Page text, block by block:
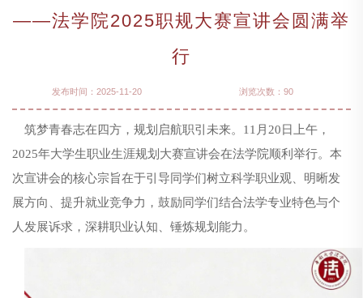
——法学院2025职规大赛宣讲会圆满举
行
发布时间：2025-11-20 浏览次数： 90
筑梦青春志在四方，规划启航职引未来。 11月20日上午，
2025年大学生职业生涯规划大赛宣讲会在法学院顺利举行。本
次宣讲会的核心宗旨在于引导同学们树立科学职业观、明晰发
展方向、提升就业竞争力，鼓励同学们结合法学专业特色与个
人发展诉求，深耕职业认知、锤炼规划能力。